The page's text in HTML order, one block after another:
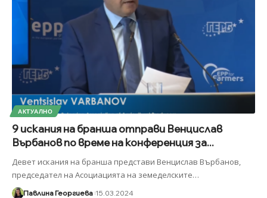
АКТУАЛНО
9 искания на бранша отправи Венцислав
Върбанов по време на конференция за...
Девет искания на бранша представи Венцислав Върбанов,
председател на Асоциацията на земеделските…
Павлина Георгиева 15.03.2024